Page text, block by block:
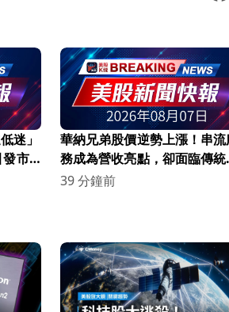
迷」
發市
華納兄弟股價逆勢上漲！串流
務成為營收亮點，卻面臨傳統
體崩潰危機
39 分鐘前